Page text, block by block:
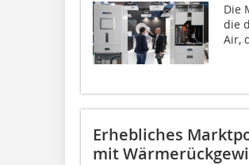
Die
die
Air,
Erhebliches
mit